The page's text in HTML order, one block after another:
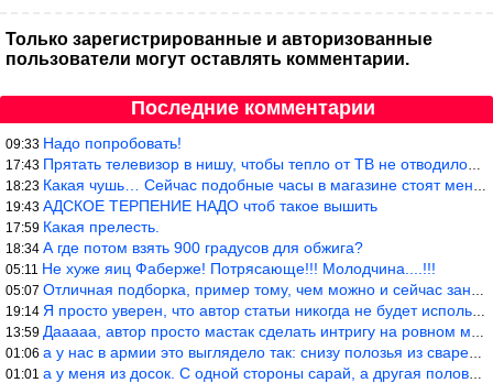
Только зарегистрированные и авторизованные
пользователи могут оставлять комментарии.
Последние комментарии
09:33 Надо попробовать!
17:43 Прятать телевизор в нишу, чтобы тепло от ТВ не отводилось и теле
18:23 Какая чушь… Сейчас подобные часы в магазине стоят меньше 10 долл
19:43 АДСКОЕ ТЕРПЕНИЕ НАДО чтоб такое вышить
17:59 Какая прелесть.
18:34 А где потом взять 900 градусов для обжига?
05:11 Не хуже яиц Фаберже! Потрясающе!!! Молодчина....!!!
05:07 Отличная подборка, пример тому, чем можно и сейчас заниматься…
19:14 Я просто уверен, что автор статьи никогда не будет использовать
13:59 Дааааа, автор просто мастак сделать интригу на ровном месте! А н
01:06 а у нас в армии это выглядело так: снизу полозья из сваренные тр
01:01 а у меня из досок. С одной стороны сарай, а другая половина — ду